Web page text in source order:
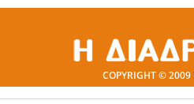
COPYRIGHT © 2009